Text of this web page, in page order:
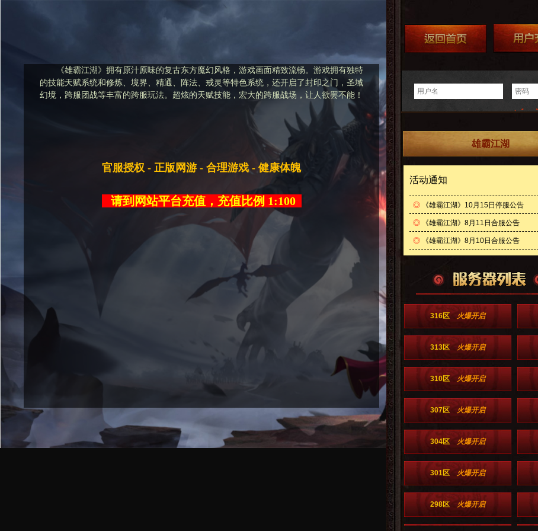
《雄霸江湖》拥有原汁原味的复古东方魔幻风格，游戏画面精致流畅。游戏拥有独特
的技能天赋系统和修炼、境界、精通、阵法、戒灵等特色系统，还开启了封印之门，圣域
幻境，跨服团战等丰富的跨服玩法。超炫的天赋技能，宏大的跨服战场，让人欲罢不能！
官服授权 - 正版网游 - 合理游戏 - 健康体魄
请到网站平台充值，充值比例 1:100
雄霸江湖
活动通知
◎《雄霸江湖》10月15日停服公告
◎《雄霸江湖》8月11日合服公告
◎《雄霸江湖》8月10日合服公告
316区 火爆开启
313区 火爆开启
310区 火爆开启
307区 火爆开启
304区 火爆开启
301区 火爆开启
298区 火爆开启